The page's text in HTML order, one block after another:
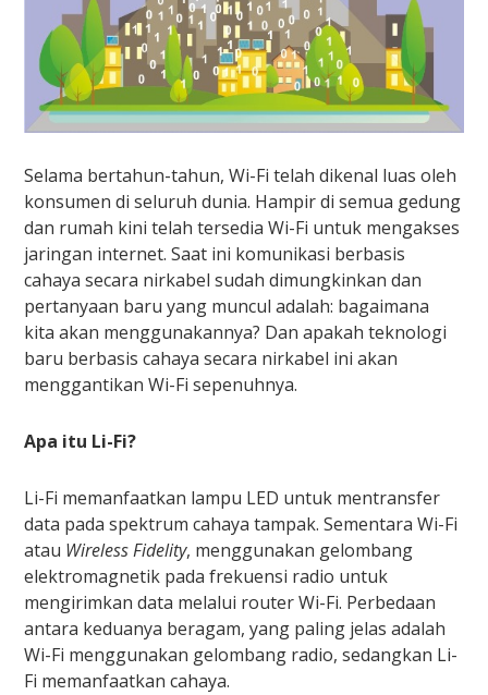
Selama bertahun-tahun, Wi-Fi telah dikenal luas oleh
konsumen di seluruh dunia. Hampir di semua gedung
dan rumah kini telah tersedia Wi-Fi untuk mengakses
jaringan internet. Saat ini komunikasi berbasis
cahaya secara nirkabel sudah dimungkinkan dan
pertanyaan baru yang muncul adalah: bagaimana
kita akan menggunakannya? Dan apakah teknologi
baru berbasis cahaya secara nirkabel ini akan
menggantikan Wi-Fi sepenuhnya.
Apa itu Li-Fi?
Li-Fi memanfaatkan lampu LED untuk mentransfer
data pada spektrum cahaya tampak. Sementara Wi-Fi
atau Wireless Fidelity, menggunakan gelombang
elektromagnetik pada frekuensi radio untuk
mengirimkan data melalui router Wi-Fi. Perbedaan
antara keduanya beragam, yang paling jelas adalah
Wi-Fi menggunakan gelombang radio, sedangkan Li-
Fi memanfaatkan cahaya.